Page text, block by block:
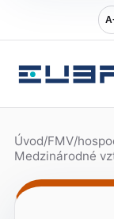
Úvod/FMV/
Medzinárodné